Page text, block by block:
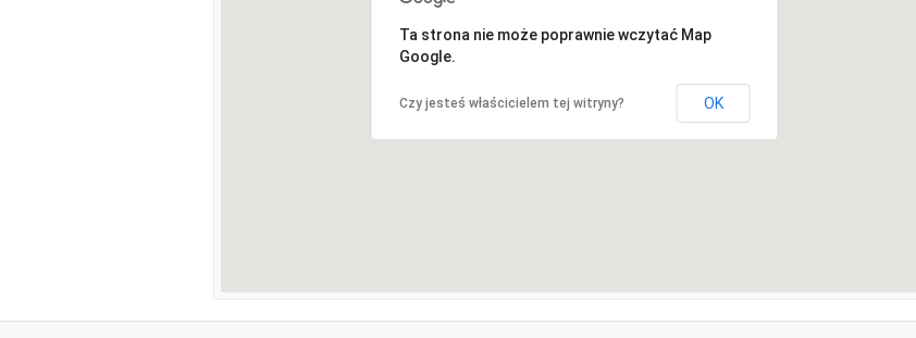
Ta strona nie może poprawnie wczytać Map
Google.
Czy jesteś właścicielem tej witryny? OK